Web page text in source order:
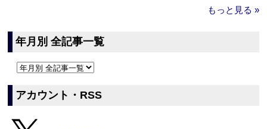
もっと見る »
年月別 全記事一覧
アカウント・RSS